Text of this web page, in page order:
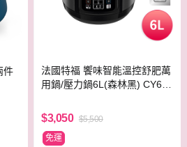
件
法國特福 饗味智能溫控舒肥萬
用鍋/壓力鍋6L(森林黑) CY601
$3,050 $5,500
免運